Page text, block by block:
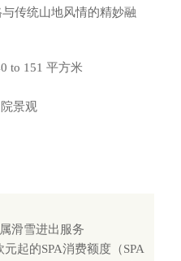
传统山地风情的精妙融
to 151 平方米
景观
滑雪进出服务
起的SPA消费额度（SPA